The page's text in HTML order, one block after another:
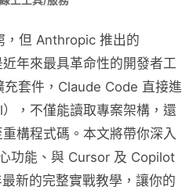
，但 Anthropic 推出的
年來最具革命性的開發者工
充套件，Claude Code 直接進
，不僅能讀取專案架構，還
構程式碼。本文將帶你深入
功能、與 Cursor 及 Copilot
新的完整實戰教學，讓你的